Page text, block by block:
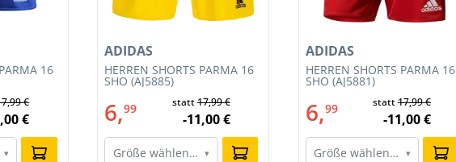
16
€
€
▾
HERREN SHORTS PARMA 16
SHO (AJ5885)
ADIDAS
6,99 statt17,99 €
-11,00 €
Größe wählen… ▾
HERREN SHORTS PARMA 16
SHO (AJ5881)
ADIDAS
6,99 statt17,99 €
-11,00 €
Größe wählen… ▾